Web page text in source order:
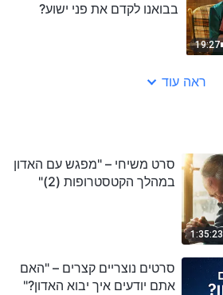
19:27
בבואנו לקדם את פני ישוע?
ראה עוד
1:35:23
סרט משיחי – "מפגש עם האדון
במהלך הקטסטרופות (2)"
סרטים נוצריים קצרים – "האם
אתם יודעים איך יבוא האדון?"